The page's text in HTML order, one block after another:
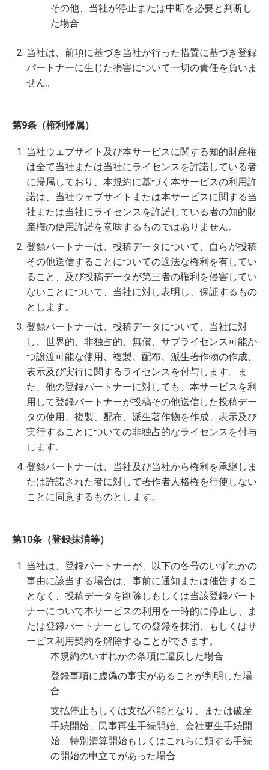
その他、当社が停止または中断を必要と判断し
た場合
当社は、前項に基づき当社が行った措置に基づき登録
パートナーに生じた損害について一切の責任を負いま
せん。
第9条（権利帰属）
当社ウェブサイト及び本サービスに関する知的財産権
は全て当社または当社にライセンスを許諾している者
に帰属しており、本規約に基づく本サービスの利用許
諾は、当社ウェブサイトまたは本サービスに関する当
社または当社にライセンスを許諾している者の知的財
産権の使用許諾を意味するものではありません。
登録パートナーは、投稿データについて、自らが投稿
その他送信することについての適法な権利を有してい
ること、及び投稿データが第三者の権利を侵害してい
ないことについて、当社に対し表明し、保証するもの
とします。
登録パートナーは、投稿データについて、当社に対
し、世界的、非独占的、無償、サブライセンス可能か
つ譲渡可能な使用、複製、配布、派生著作物の作成、
表示及び実行に関するライセンスを付与します。ま
た、他の登録パートナーに対しても、本サービスを利
用して登録パートナーが投稿その他送信した投稿デー
タの使用、複製、配布、派生著作物を作成、表示及び
実行することについての非独占的なライセンスを付与
します。
登録パートナーは、当社及び当社から権利を承継しま
たは許諾された者に対して著作者人格権を行使しない
ことに同意するものとします。
第10条（登録抹消等）
当社は、登録パートナーが、以下の各号のいずれかの
事由に該当する場合は、事前に通知または催告するこ
となく、投稿データを削除しもしくは当該登録パート
ナーについて本サービスの利用を一時的に停止し、ま
たは登録パートナーとしての登録を抹消、もしくはサ
ービス利用契約を解除することができます。
本規約のいずれかの条項に違反した場合
登録事項に虚偽の事実があることが判明した場
合
支払停止もしくは支払不能となり、または破産
手続開始、民事再生手続開始、会社更生手続開
始、特別清算開始もしくはこれらに類する手続
の開始の申立てがあった場合